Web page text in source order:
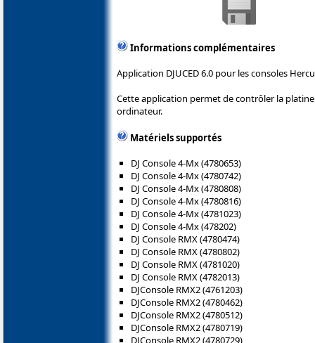
Informations complémentaires
Application DJUCED 6.0 pour les consoles
Cette application permet de contrôler la
ordinateur.
Matériels supportés
DJ Console 4-Mx (4780653)
DJ Console 4-Mx (4780742)
DJ Console 4-Mx (4780808)
DJ Console 4-Mx (4780816)
DJ Console 4-Mx (4781023)
DJ Console 4-Mx (478202)
DJ Console RMX (4780474)
DJ Console RMX (4780802)
DJ Console RMX (4781020)
DJ Console RMX (4782013)
DJConsole RMX2 (4761203)
DJConsole RMX2 (4780462)
DJConsole RMX2 (4780512)
DJConsole RMX2 (4780719)
DJConsole RMX2 (4780729)